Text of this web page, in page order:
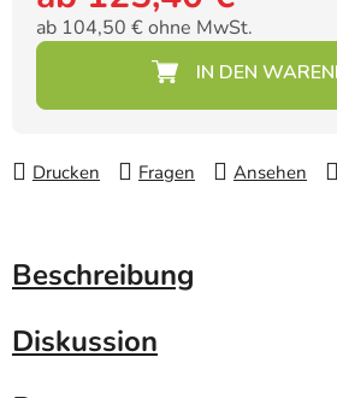
ab 104,50 €ohne MwSt.
Verkaufspreis:
Drucken Fragen Ansehen
Beschreibung
Diskussion